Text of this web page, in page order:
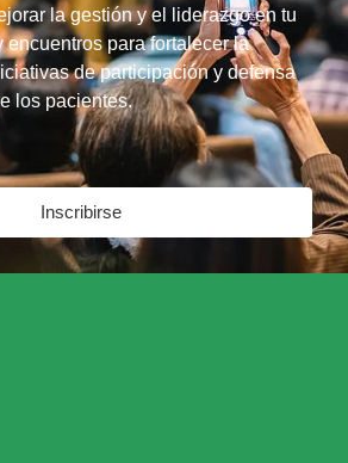
la gestión y el liderazgo en tu
encuentros para fortalecer la
de participación y defensa
los pacientes.
Inscribirse